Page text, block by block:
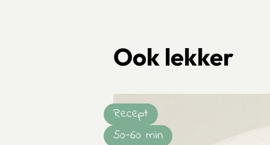
Ook lekker
Recept
50-60 min